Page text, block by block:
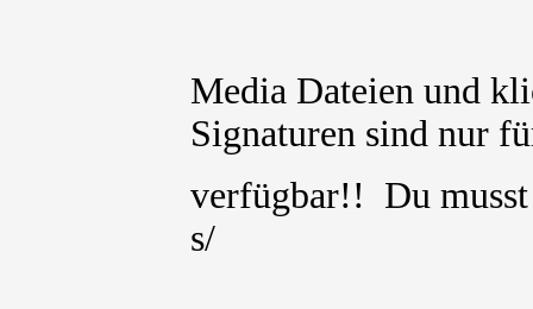
Media Dateien und
Signaturen sind nur
verfügbar!! Du
s/